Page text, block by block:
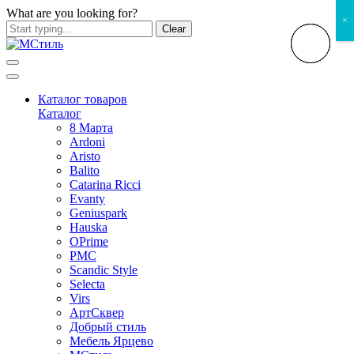
What are you looking for?
Clear
Каталог товаров
Каталог
8 Марта
Ardoni
Aristo
Balito
Catarina Ricci
Evanty
Geniuspark
Hauska
OPrime
PMC
Scandic Style
Selecta
Virs
АртСквер
Добрый стиль
Мебель Ярцево
×